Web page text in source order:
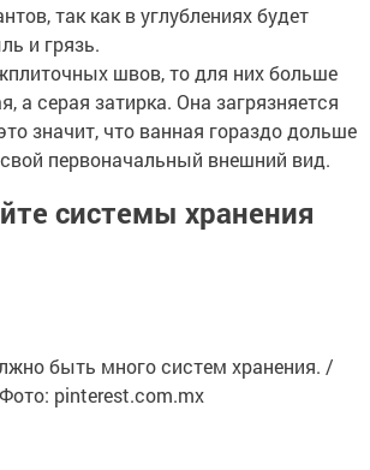
так как в углублениях будет
и грязь.
швов, то для них больше
а серая затирка. Она загрязняется
значит, что ванная гораздо дольше
первоначальный внешний вид.
системы хранения